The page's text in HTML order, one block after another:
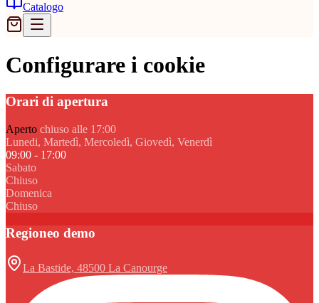
Catalogo
Configurare i cookie
Orari di apertura
Aperto chiuso alle 17:00
Lunedi, Martedì, Mercoledì, Giovedì, Venerdì
09:00 - 17:00
Sabato
Chiuso
Domenica
Chiuso
Regioneo demo
La Bastide, 48500 La Canourge